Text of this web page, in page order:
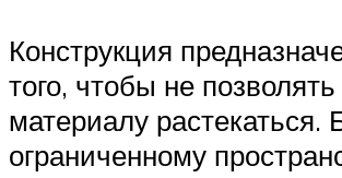
Конструкция
того, чтобы не
материалу растекаться.
ограниченному